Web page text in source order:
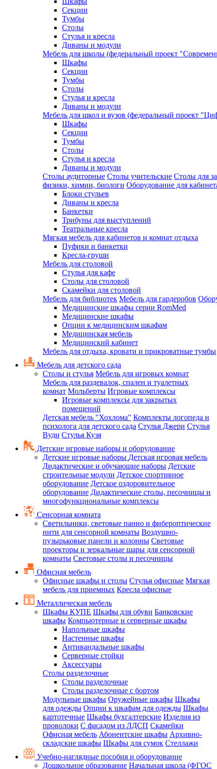
Секции
Тумбы
Столы
Стулья и кресла
Диваны и модули
Мебель для школы (федеральный проект
Шкафы
Секции
Тумбы
Столы
Стулья и кресла
Диваны и модули
Мебель для школ и вузов (федеральный проект
Шкафы
Секции
Тумбы
Столы
Стулья и кресла
Диваны и модули
Столы аудиторные Столы учительские Столы для
физики, химии, биологи Оборудование для
Блоки стульев
Диваны и кресла
Банкетки
Трибуны для выступлений
Театральные кресла
Мягкая мебель для кабинетов и комнат отдыха
Пуфики и банкетки
Кресла-груши
Мебель для столовой
Cтулья для кафе
Cтолы для столовой
Скамейки для столовой
Мебель для библиотек Мебель для гардеробов
Медицинские шкафы серии RomMed
Медицинские шкафы
Опции к медицинским шкафам
Медицинская мебель
Медицинский кабинет
Мебель для отдыха, кровати и прикроватные тумбы
Мебель для детского сада
Столы и стулья Мебель для игровых комнат
Мебель для раздевалок, спален и туалетных
комнат Мольберты Игровые комплексы
Игровые комплексы для закрытых
помещений
Детская мебель "Хохлома" Комплекты логопеда и
психолога для детского сада Стулья Джери Стулья
Вуди Стулья Кузя
Детские игровые наборы и оборудование
Детские игровые наборы Детская игровая мебель
Дидактические и обучающие наборы Детские
строительные модули Детское спортивное
оборудование Детское оздоровительное
оборудование Дидактические столы, песочницы и
многофункциональные комплексы
Сенсорная комната
Светильники, световые панно и фибероптические
нити для сенсорной комнаты Воздушно-
пузырьковые панели и колонны Световые
проекторы и зеркальные шары для сенсорной
комнаты Световые столы и песочницы
Офисная мебель
Офисные шкафы и столы Стулья офисные Мягкая
мебель для приемных Кресла офисные
Металлическая мебель
Шкафы КУПЕ Шкафы для обуви Банковские
шкафы Компьютерные и серверные шкафы
Напольные шкафы
Настенные шкафы
Антивандальные шкафы
Серверные стойки
Аксессуары
Столы разделочные
Столы разделочные
Столы разделочные с бортом
Модульные шкафы Оружейные шкафы Шкафы
для одежды Опции к шкафам для одежды Шкафы
картотечные Шкафы бухгалтерские Изделия из
проволоки С фасадом из ЛДСП Скамейки
Офисная мебель Абонентские шкафы Архивно-
складские шкафы Шкафы для сумок Стеллажи
Учебно-наглядные пособия и оборудование
Дошкольное образование Начальная школа (ФГОС